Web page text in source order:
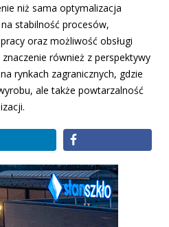
niż sama optymalizacja
stabilność procesów,
oraz możliwość obsługi
również z perspektywy
rynkach zagranicznych, gdzie
ale także powtarzalność